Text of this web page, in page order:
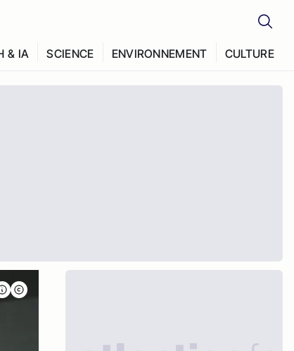
& IA SCIENCE ENVIRONNEMENT CULTURE